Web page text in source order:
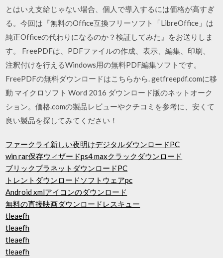
とはいえ支給じゃない場合、個人で導入するには価格が高すぎ
る。今回は『無料のOffice互換フリーソフト「LibreOffice」は
純正Officeの代わりになるのか？検証してみた』をお送りしま
す。 FreePDFは、PDFファイルの作成、表示、編集、印刷、
注釈付けを行えるWindows用の無料PDF編集ソフトです。
FreePDFの無料ダウンロードはこちらから. getfreepdf.comに移
動 マイクロソフト Word 2016 ダウンロード版のネットオーク
ション。価格.comの製品レビューやクチコミを参考に、安くて
良い製品を探してみてください！
ファークライ新しい夜明けデジタルダウンロードPC
win rar保存ウィザードps4 maxクラックダウンロード
ブリックプラネットダウンロードPC
トレントダウンロードソフトウェアpc
Android xmlアイコンのダウンロード
無料の直接映画ダウンロードレスキュー
tleaefh
tleaefh
tleaefh
tleaefh